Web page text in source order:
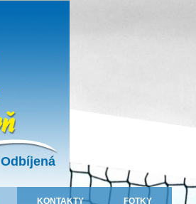
Odbíjená
KONTAKTY FOTKY